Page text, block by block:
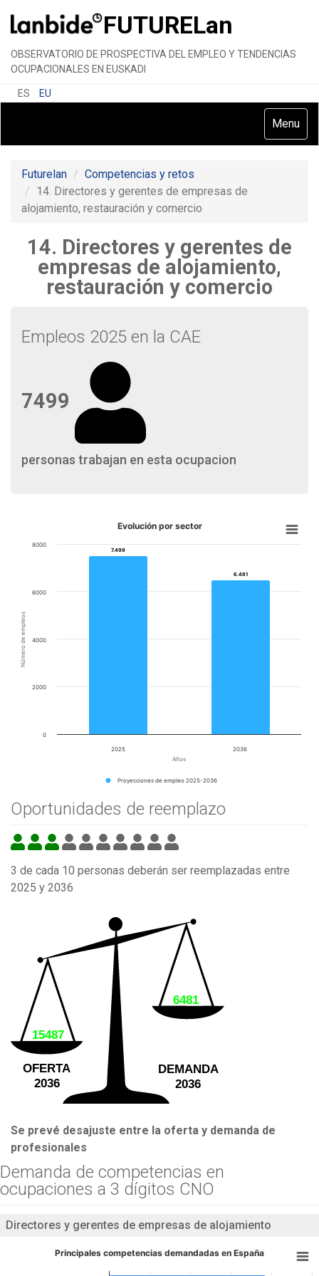
FUTURELan
OBSERVATORIO DE PROSPECTIVA DEL EMPLEO Y TENDENCIAS
OCUPACIONALES EN EUSKADI
ES EU
Toggle
Menu
Futurelan
Competencias y retos
14. Directores y gerentes de empresas de
alojamiento, restauración y comercio
14. Directores y gerentes de
empresas de alojamiento,
restauración y comercio
Empleos 2025 en la CAE
7499
personas trabajan en esta ocupacion
Años
Número de empleos
Evolución por sector
7.499
7.499
6.481
6.481
Proyecciones de empleo 2025-2036
2025 2036
0
2000
4000
6000
8000
Oportunidades de reemplazo
3 de cada 10 personas deberán ser reemplazadas entre
2025 y 2036
15487
6481
OFERTA
2036
DEMANDA
2036
Se prevé desajuste entre la oferta y demanda de
profesionales
Demanda de competencias en
ocupaciones a 3 dígitos CNO
Directores y gerentes de empresas de alojamiento
Principales competencias demandadas en España